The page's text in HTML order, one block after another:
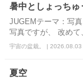
暑中としょっちゅ
JUGEMテーマ：写
写真ですが、 改め
宇宙の盆栽。 |
夏空